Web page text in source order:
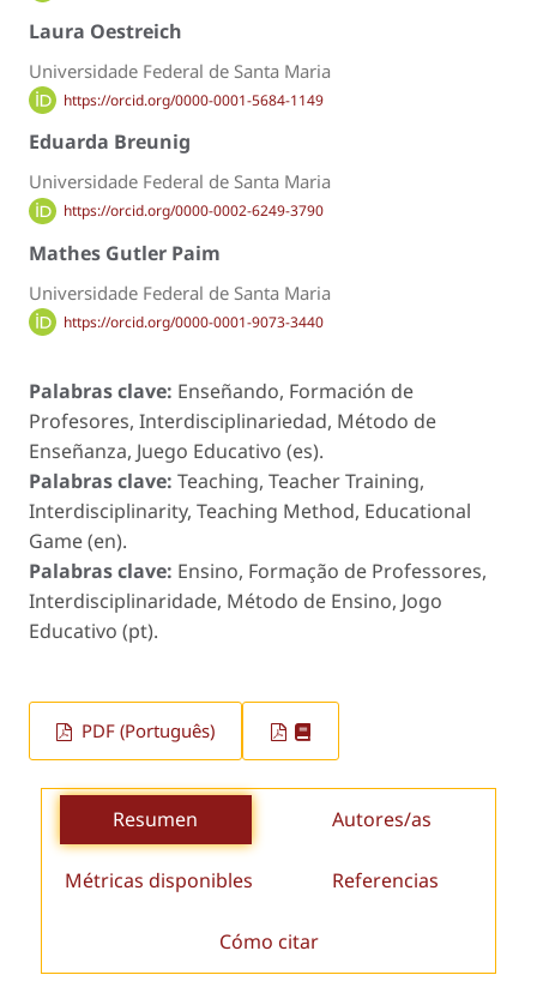
Laura Oestreich
Universidade Federal de Santa Maria
https://orcid.org/0000-0001-5684-1149
Eduarda Breunig
Universidade Federal de Santa Maria
https://orcid.org/0000-0002-6249-3790
Mathes Gutler Paim
Universidade Federal de Santa Maria
https://orcid.org/0000-0001-9073-3440
Palabras clave: Enseñando, Formación de
Profesores, Interdisciplinariedad, Método de
Enseñanza, Juego Educativo (es).
Palabras clave: Teaching, Teacher Training,
Interdisciplinarity, Teaching Method, Educational
Game (en).
Palabras clave: Ensino, Formação de Professores,
Interdisciplinaridade, Método de Ensino, Jogo
Educativo (pt).
PDF (Português)
Resumen Autores/as
Métricas disponibles Referencias
Cómo citar